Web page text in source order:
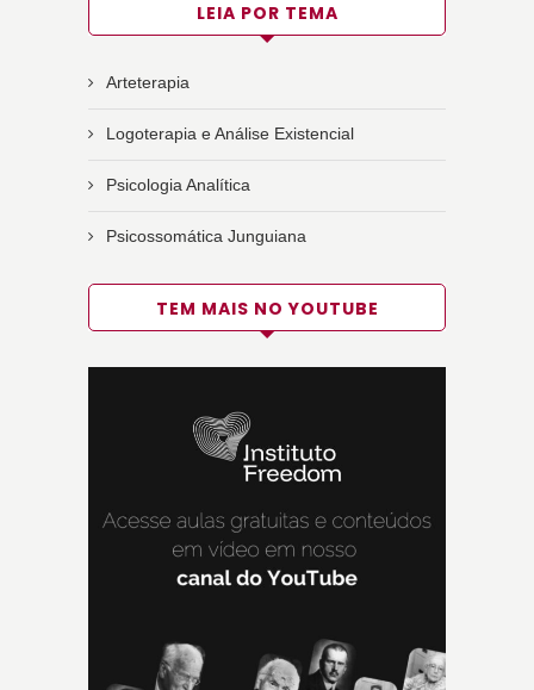
LEIA POR TEMA
Arteterapia
Logoterapia e Análise Existencial
Psicologia Analítica
Psicossomática Junguiana
TEM MAIS NO YOUTUBE